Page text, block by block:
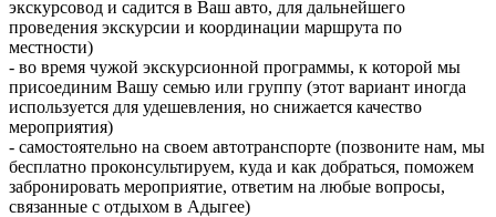
экскурсовод и садится в Ваш авто, для дальнейшего
проведения экскурсии и координации маршрута по
местности)
- во время чужой экскурсионной программы, к которой мы
присоединим Вашу семью или группу (этот вариант иногда
используется для удешевления, но снижается качество
мероприятия)
- самостоятельно на своем автотранспорте (позвоните нам, мы
бесплатно проконсультируем, куда и как добраться, поможем
забронировать мероприятие, ответим на любые вопросы,
связанные с отдыхом в Адыгее)